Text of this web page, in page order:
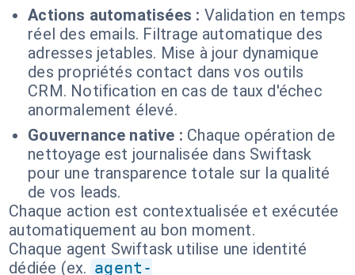
Actions automatisées : Validation en temps
réel des emails. Filtrage automatique des
adresses jetables. Mise à jour dynamique
des propriétés contact dans vos outils
CRM. Notification en cas de taux d'échec
anormalement élevé.
Gouvernance native : Chaque opération de
nettoyage est journalisée dans Swiftask
pour une transparence totale sur la qualité
de vos leads.
Chaque action est contextualisée et exécutée
automatiquement au bon moment.
Chaque agent Swiftask utilise une identité
dédiée (ex. agent-